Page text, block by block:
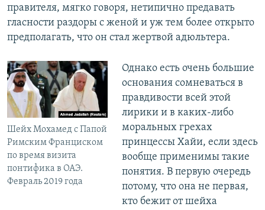
правителя, мягко говоря, нетипично предавать
гласности раздоры с женой и уж тем более открыто
предполагать, что он стал жертвой адюльтера.
Шейх Мохамед с Папой
Римским Франциском
по время визита
понтифика в ОАЭ.
Февраль 2019 года
Однако есть очень большие
основания сомневаться в
правдивости всей этой
лирики и в каких-либо
моральных грехах
принцессы Хайи, если здесь
вообще применимы такие
понятия. В первую очередь
потому, что она не первая,
кто бежит от шейха